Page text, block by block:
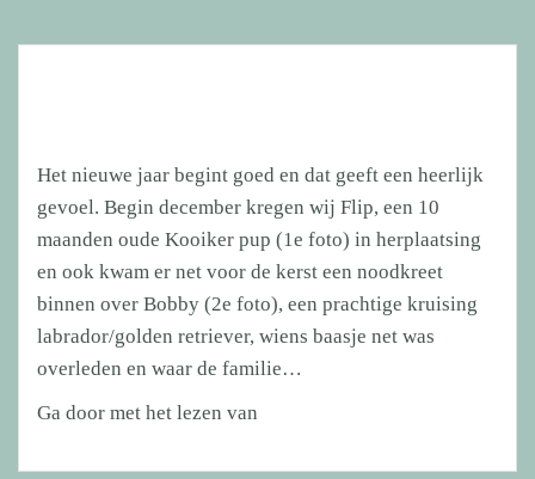
Het nieuwe jaar begint goed en dat geeft een heerlijk
gevoel. Begin december kregen wij Flip, een 10
maanden oude Kooiker pup (1e foto) in herplaatsing
en ook kwam er net voor de kerst een noodkreet
binnen over Bobby (2e foto), een prachtige kruising
labrador/golden retriever, wiens baasje net was
overleden en waar de familie…
Ga door met het lezen van